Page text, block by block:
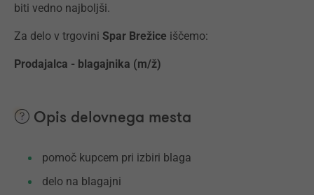
biti vedno najboljši.
Za delo v trgovini Spar Brežice iščemo:
Prodajalca - blagajnika (m/ž)
Opis delovnega mesta
pomoč kupcem pri izbiri blaga
delo na blagajni